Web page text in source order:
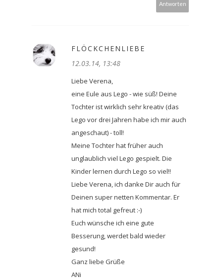
Antworten
FLÖCKCHENLIEBE
12.03.14, 13:48
Liebe Verena,
eine Eule aus Lego - wie süß! Deine
Tochter ist wirklich sehr kreativ (das
Lego vor drei Jahren habe ich mir auch
angeschaut) - toll!
Meine Tochter hat früher auch
unglaublich viel Lego gespielt. Die
Kinder lernen durch Lego so viel!!
Liebe Verena, ich danke Dir auch für
Deinen super netten Kommentar. Er
hat mich total gefreut :-)
Euch wünsche ich eine gute
Besserung, werdet bald wieder
gesund!
Ganz liebe Grüße
ANi